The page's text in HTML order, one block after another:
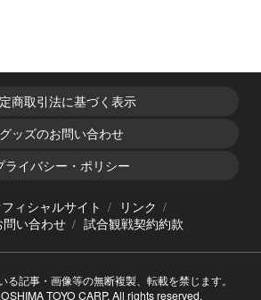
商取引法に基づく表示
グッズのお問い合わせ
ライバシー・ポリシー
ィシャルサイト
リンク
い合わせ
試合観戦契約約款
る記事・画像等の無断複製、転載を禁じます。
TOYO CARP. All rights reserved.